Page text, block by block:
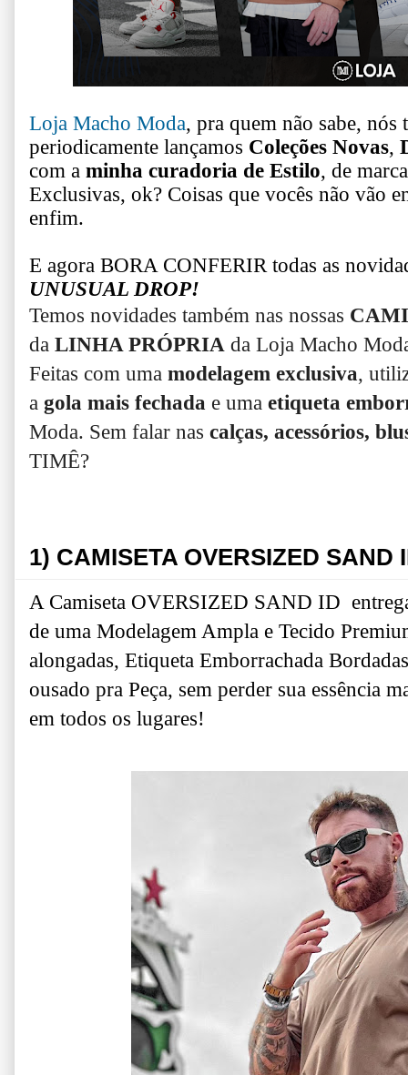
Loja Macho Moda, pra quem não sabe,
periodicamente lançamos Coleções Novas,
com a minha curadoria de Estilo, de
Exclusivas, ok? Coisas que vocês não vão
enfim.
E agora BORA CONFERIR todas as
UNUSUAL DROP!
Temos novidades também nas nossas
da LINHA PRÓPRIA da Loja Macho
Feitas com uma modelagem exclusiva,
a gola mais fechada e uma etiqueta
Moda. Sem falar nas calças, acessórios,
TIMÊ?
1) CAMISETA OVERSIZED SAND
A Camiseta OVERSIZED SAND ID
de uma Modelagem Ampla e Tecido
alongadas, Etiqueta Emborrachada
ousado pra Peça, sem perder sua essência
em todos os lugares!